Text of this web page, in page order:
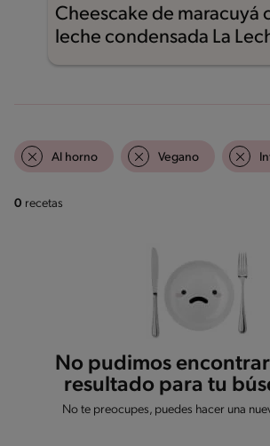
Cheescake de maracuyá
leche condensada La
Al horno Vegano
0 recetas
No pudimos
resultado para tu
No te preocupes, puedes hacer una